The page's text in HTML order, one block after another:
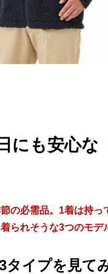
にも安心
の必需品。1着は持
られそうな3つのモデ
イプを見て